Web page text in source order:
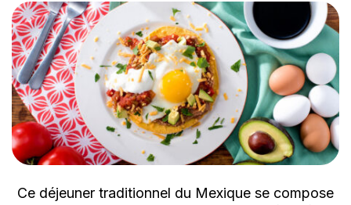
Ce déjeuner traditionnel du Mexique se compose